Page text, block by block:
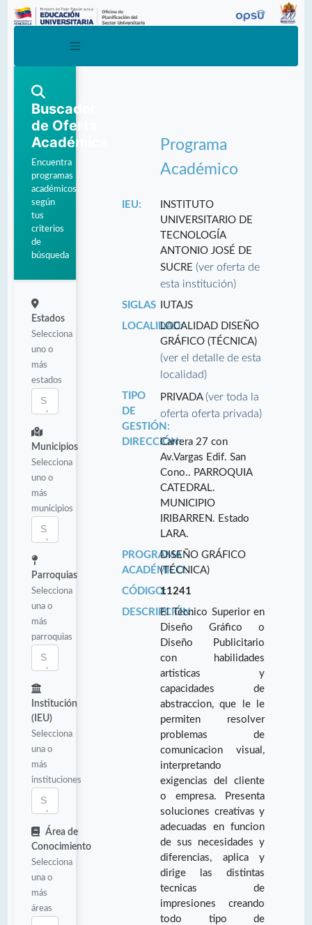
Buscador
de Oferta
Académica
Encuentra
programas
académicos
según
tus
criterios
de
búsqueda
Estados
Selecciona
uno o
más
estados
Municipios
Selecciona
uno o
más
municipios
Parroquias
Selecciona
una o
más
parroquias
Institución
(IEU)
Selecciona
una o
más
instituciones
Área de
Conocimiento
Selecciona
una o
más
áreas
Programa
Académico
IEU:
INSTITUTO
UNIVERSITARIO DE
TECNOLOGÍA
ANTONIO JOSÉ DE
SUCRE(ver oferta de
esta institución)
SIGLAS
IUTAJS
LOCALIDAD:LOCALIDAD DISEÑO
GRÁFICO (TÉCNICA)
(ver el detalle de esta
localidad)
TIPO
DE
GESTIÓN:
PRIVADA(ver toda la
oferta oferta privada)
DIRECCIÓN:Carrera 27 con
Av.Vargas Edif. San
Cono.. PARROQUIA
CATEDRAL.
MUNICIPIO
IRIBARREN. Estado
LARA.
PROGRAMA
ACADÉMICO:
DISEÑO GRÁFICO
(TÉCNICA)
CÓDIGO:11241
DESCRIPCIÓN:El Técnico Superior en
Diseño Gráfico o
Diseño Publicitario
con habilidades
artisticas y
capacidades de
abstraccion, que le le
permiten resolver
problemas de
comunicacion visual,
interpretando
exigencias del cliente
o empresa. Presenta
soluciones creativas y
adecuadas en funcion
de sus necesidades y
diferencias, aplica y
dirige las distintas
tecnicas de
impresiones creando
todo tipo de